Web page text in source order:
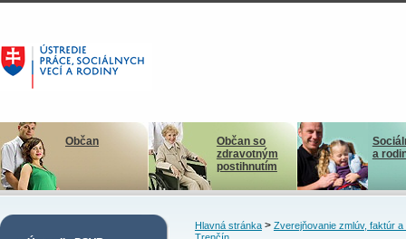
Občan
Občan so
zdravotným
postihnutím
a
Hlavná stránka> Zverejňovanie zmlúv, faktúr a